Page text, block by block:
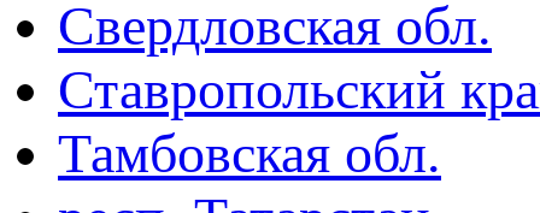
Свердловская обл.
Ставропольский
Тамбовская обл.